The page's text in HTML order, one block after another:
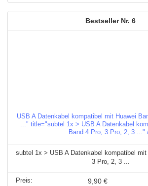
6
USB A Datenkabel kompatibel mit Huawei
..." title="subtel 1x > USB A Datenkabel
Band 4 Pro, 3 Pro, 2, 3 ..."
subtel 1x > USB A Datenkabel kompatibel
3 Pro, 2, 3 ...
9,90 €